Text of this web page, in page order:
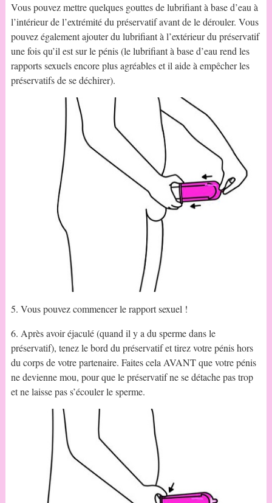
Vous pouvez mettre quelques gouttes de lubrifiant à base d’eau à
l’intérieur de l’extrémité du préservatif avant de le dérouler. Vous
pouvez également ajouter du lubrifiant à l’extérieur du préservatif
une fois qu’il est sur le pénis (le lubrifiant à base d’eau rend les
rapports sexuels encore plus agréables et il aide à empêcher les
préservatifs de se déchirer).
5. Vous pouvez commencer le rapport sexuel !
6. Après avoir éjaculé (quand il y a du sperme dans le
préservatif), tenez le bord du préservatif et tirez votre pénis hors
du corps de votre partenaire. Faites cela AVANT que votre pénis
ne devienne mou, pour que le préservatif ne se détache pas trop
et ne laisse pas s’écouler le sperme.